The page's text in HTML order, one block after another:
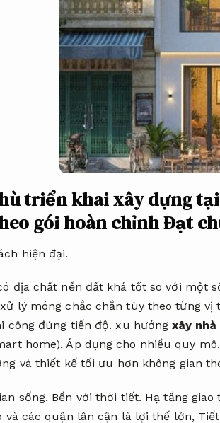
triển khai xây dựng
gói hoàn chỉnhĐạt
hiện đại.
địa chất nền đất khá tốt so với một
lý móng chắc chắn tùy theo từng vị
công đúng tiến độ. xu hướngxây
home),Áp dụng cho nhiều quy mô.
và thiết kế tối ưu hơn không gian
sống. Bền với thời tiết. Hạ tầng
và các quận lân cận là lợi thế lớn,